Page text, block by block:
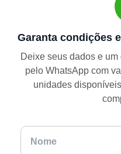
Garanta condições
Deixe seus dados e
pelo WhatsApp com
unidades